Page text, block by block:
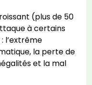
(plus de 50
à certains
l’extrême
la perte de
et la mal